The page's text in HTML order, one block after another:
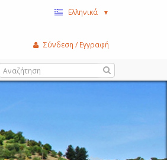
Ελληνικά ▼
Σύνδεση / Εγγραφή